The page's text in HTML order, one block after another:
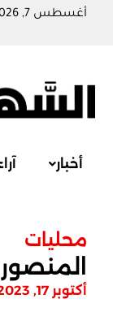
أغسطس 7, 2026 6:09 ص
أخبار
محليات
أكتوبر 17, 2023